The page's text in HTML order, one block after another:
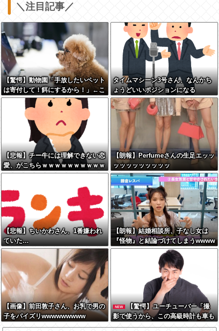
＼注目記事／
【驚愕】動物園「手放したいペット
は寄付して！餌にするから！」←こ
れってどうなん？w w w w w w w
タイムマシーン3号さん、なんかち
ょうどいいポジションになる
【悲報】チー牛には理解できない恋
愛、がこちらｗｗｗｗｗｗｗｗｗｗ
ｗｗｗｗｗｗｗｗｗｗｗ
【朗報】Perfumeさんの生足エッッ
ッッッッッッッッッ
【悲報】ちいかわさん、1番嫌われ
ていた…
【朗報】結婚相談所、子なし女は
『怪物』と結論づけてしまうwwww
ww
【画像】前田敦子さん、お乳で男の
子をパイズリwwwwwwwww
NEW
【驚愕】ユーチューバー「撮
影で使うから、この高級時計も車も
ぜ～んぶ経費でタダ！ｗ」←まさか